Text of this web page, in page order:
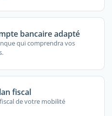
bancaire adapté
qui comprendra vos
fiscal
de votre mobilité